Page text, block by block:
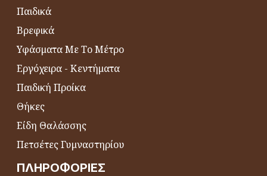
Παιδικά
Βρεφικά
Υφάσματα Με Το Μέτρο
Εργόχειρα - Κεντήματα
Παιδική Προίκα
Θήκες
Είδη Θαλάσσης
Πετσέτες Γυμναστηρίου
ΠΛΗΡΟΦΟΡΊΕΣ